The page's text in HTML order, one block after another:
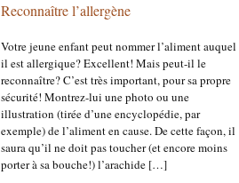
Reconnaître l’allergène
Votre jeune enfant peut nommer l’aliment auquel
il est allergique? Excellent! Mais peut-il le
reconnaître? C’est très important, pour sa propre
sécurité! Montrez-lui une photo ou une
illustration (tirée d’une encyclopédie, par
exemple) de l’aliment en cause. De cette façon, il
saura qu’il ne doit pas toucher (et encore moins
porter à sa bouche!) l’arachide […]